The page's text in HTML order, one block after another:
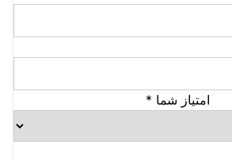
امتیاز شما *